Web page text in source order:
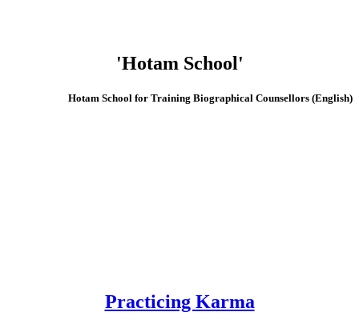
'Hotam School'
(English) Hotam School for Training Biographical Counsellors
Practicing Karma